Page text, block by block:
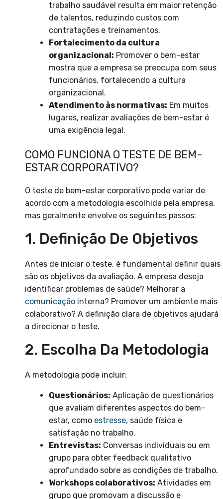
trabalho saudável resulta em maior retenção
de talentos, reduzindo custos com
contratações e treinamentos.
Fortalecimento da cultura
organizacional: Promover o bem-estar
mostra que a empresa se preocupa com seus
funcionários, fortalecendo a cultura
organizacional.
Atendimento às normativas: Em muitos
lugares, realizar avaliações de bem-estar é
uma exigência legal.
COMO FUNCIONA O TESTE DE BEM-
ESTAR CORPORATIVO?
O teste de bem-estar corporativo pode variar de
acordo com a metodologia escolhida pela empresa,
mas geralmente envolve os seguintes passos:
1. Definição De Objetivos
Antes de iniciar o teste, é fundamental definir quais
são os objetivos da avaliação. A empresa deseja
identificar problemas de saúde? Melhorar a
comunicação interna? Promover um ambiente mais
colaborativo? A definição clara de objetivos ajudará
a direcionar o teste.
2. Escolha Da Metodologia
A metodologia pode incluir:
Questionários: Aplicação de questionários
que avaliam diferentes aspectos do bem-
estar, como estresse, saúde física e
satisfação no trabalho.
Entrevistas: Conversas individuais ou em
grupo para obter feedback qualitativo
aprofundado sobre as condições de trabalho.
Workshops colaborativos: Atividades em
grupo que promovam a discussão e